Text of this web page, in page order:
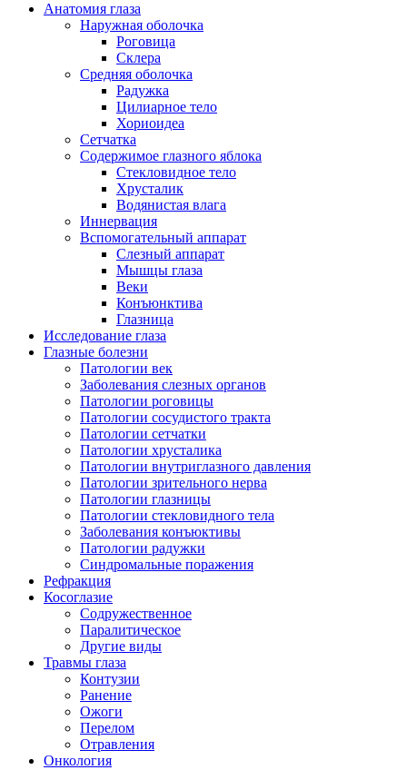
Анатомия глаза
Наружная оболочка
Роговица
Склера
Средняя оболочка
Радужка
Цилиарное тело
Хориоидеа
Сетчатка
Содержимое глазного яблока
Стекловидное тело
Хрусталик
Водянистая влага
Иннервация
Вспомогательный аппарат
Слезный аппарат
Мышцы глаза
Веки
Конъюнктива
Глазница
Исследование глаза
Глазные болезни
Патологии век
Заболевания слезных органов
Патологии роговицы
Патологии сосудистого тракта
Патологии сетчатки
Патологии хрусталика
Патологии внутриглазного давления
Патологии зрительного нерва
Патологии глазницы
Патологии стекловидного тела
Заболевания конъюктивы
Патологии радужки
Синдромальные поражения
Рефракция
Косоглазие
Содружественное
Паралитическое
Другие виды
Травмы глаза
Контузии
Ранениe
Ожоги
Перелом
Отравления
Онкология